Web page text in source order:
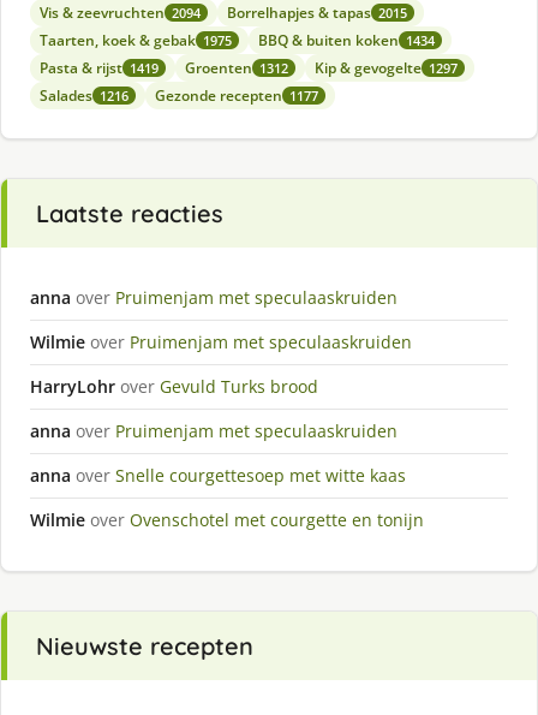
Vis & zeevruchten 2094 Borrelhapjes & tapas 2015
Taarten, koek & gebak 1975 BBQ & buiten koken 1434
Pasta & rijst 1419 Groenten 1312 Kip & gevogelte 1297
Salades 1216 Gezonde recepten 1177
Laatste reacties
anna over Pruimenjam met speculaaskruiden
Wilmie over Pruimenjam met speculaaskruiden
HarryLohr over Gevuld Turks brood
anna over Pruimenjam met speculaaskruiden
anna over Snelle courgettesoep met witte kaas
Wilmie over Ovenschotel met courgette en tonijn
Nieuwste recepten